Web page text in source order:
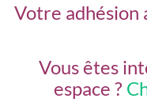
Votre adhésion
Vous êtes
espace ?